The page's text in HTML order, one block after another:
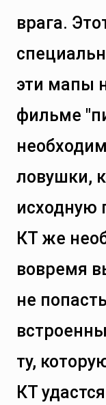
врага.
эти мапы
фильме
ловушки,
исходную
КТ же
вовремя
не
ту,
КТ